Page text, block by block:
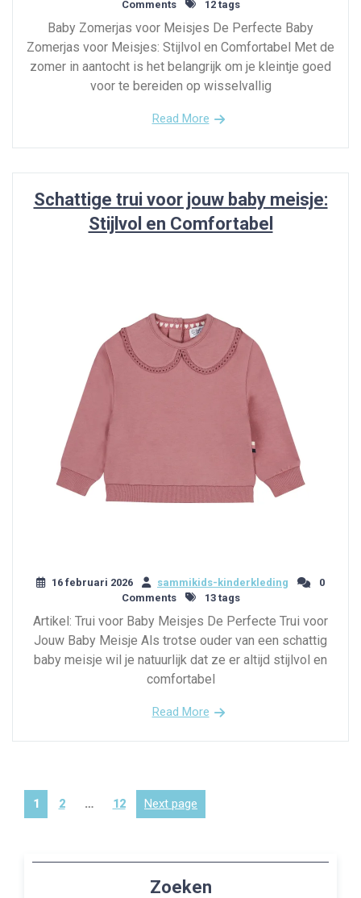
Comments 12 tags
Baby Zomerjas voor Meisjes De Perfecte Baby
Zomerjas voor Meisjes: Stijlvol en Comfortabel Met de
zomer in aantocht is het belangrijk om je kleintje goed
voor te bereiden op wisselvallig
Read More
Schattige trui voor jouw baby meisje:
Stijlvol en Comfortabel
16 februari 2026 sammikids-kinderkleding
0
Comments
13 tags
Artikel: Trui voor Baby Meisjes De Perfecte Trui voor
Jouw Baby Meisje Als trotse ouder van een schattig
baby meisje wil je natuurlijk dat ze er altijd stijlvol en
comfortabel
Read More
Berichten
Page
1 2 … 12 Next page
Zoeken